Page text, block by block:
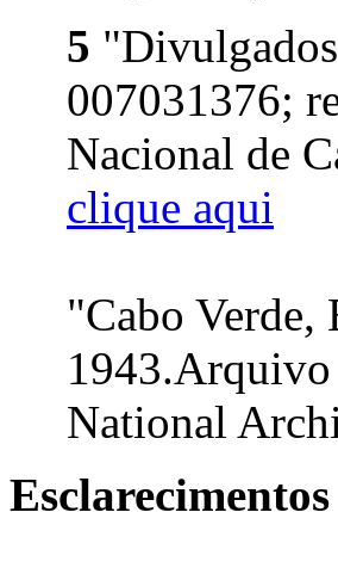
5
007031376;
Nacional de
clique aqui
"Cabo
1943.Arquivo
National